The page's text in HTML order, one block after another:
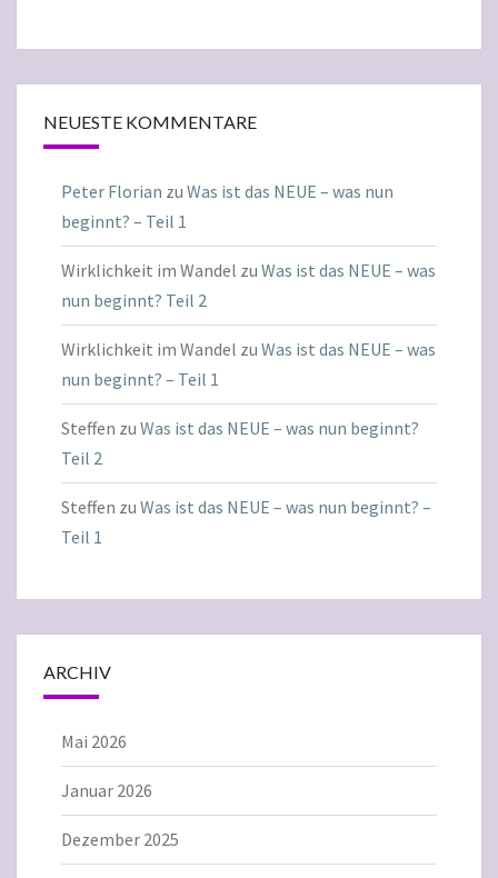
NEUESTE KOMMENTARE
Peter Florian zu Was ist das NEUE – was nun
beginnt? – Teil 1
Wirklichkeit im Wandel zu Was ist das NEUE – was
nun beginnt? Teil 2
Wirklichkeit im Wandel zu Was ist das NEUE – was
nun beginnt? – Teil 1
Steffen zu Was ist das NEUE – was nun beginnt?
Teil 2
Steffen zu Was ist das NEUE – was nun beginnt? –
Teil 1
ARCHIV
Mai 2026
Januar 2026
Dezember 2025